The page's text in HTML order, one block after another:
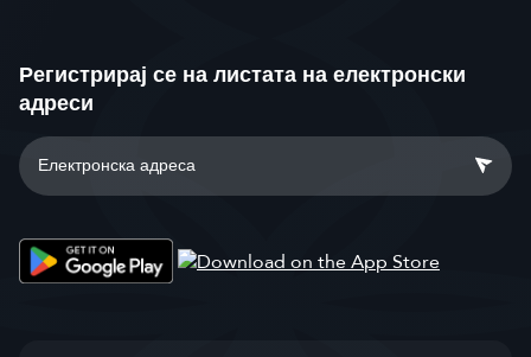
Регистрирај се на листата на електронски
адреси